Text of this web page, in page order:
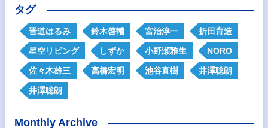
タグ
晋道はるみ 鈴木啓輔 宮治淳一 折田育造
星空リビング しずか 小野瀬雅生 NORO
佐々木雄三 高橋宏明 池谷直樹 井澤聡朗
井澤聡朗
Monthly Archive